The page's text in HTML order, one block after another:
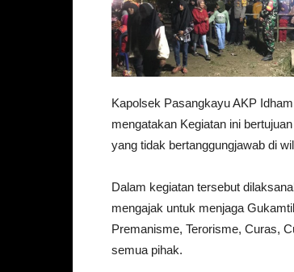
Kapolsek Pasangkayu AKP
mengatakan Kegiatan ini
yang tidak bertanggungjawab di
Dalam kegiatan tersebut
mengajak untuk menjaga
Premanisme, Terorisme, Curas,
semua pihak.